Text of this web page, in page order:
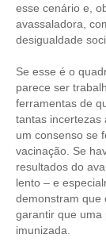
REVISÃO DE
FGTS
FGTS
LEI 5.194/1966 –
LEI 6.496/1977 –
esse cenário e,
avassaladora,
desigualdade
Se esse é o
parece ser
ferramentas de
tantas incertezas
um consenso se
vacinação. Se
resultados do
lento – e
demonstram que
garantir que uma
imunizada.